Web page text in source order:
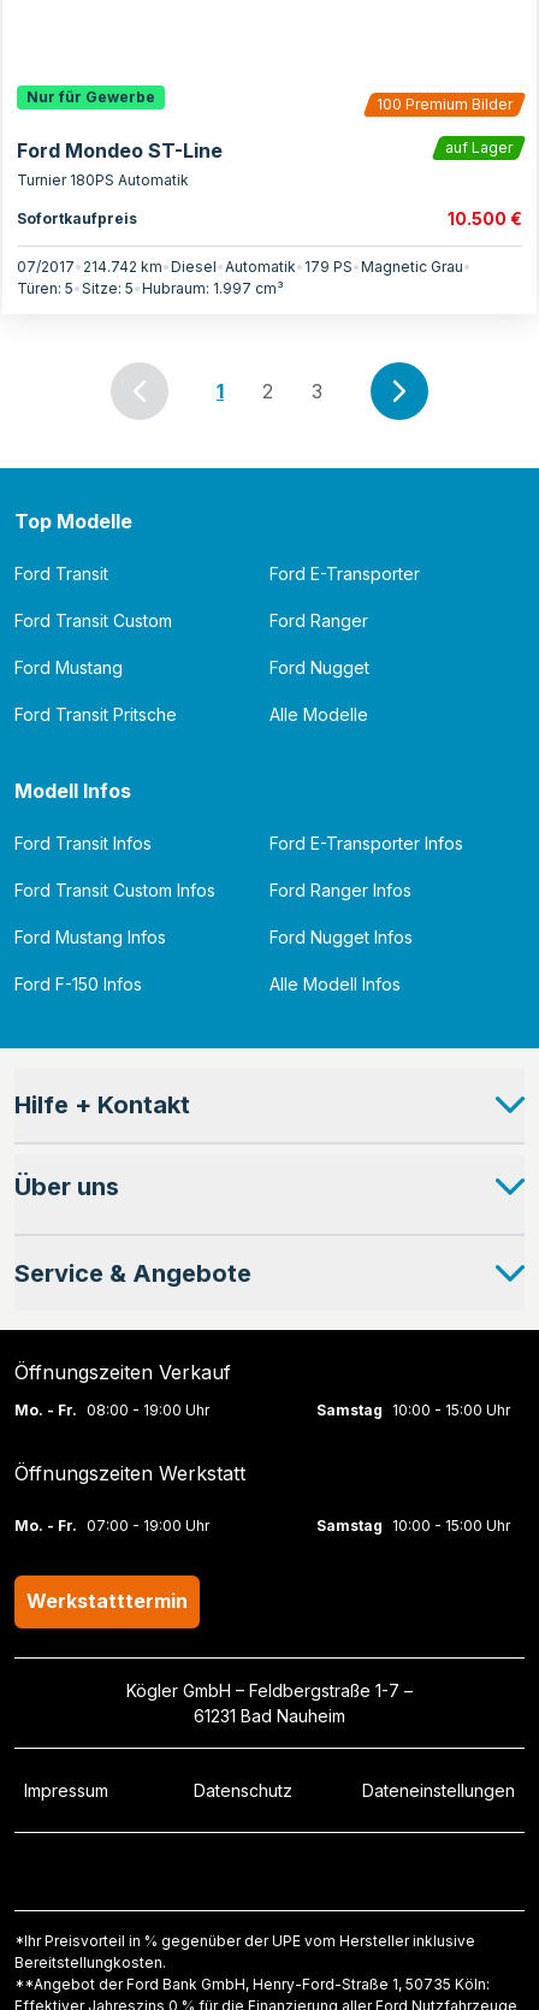
100 Premium Bilder
Nur für Gewerbe
Ford Mondeo ST-Line
auf Lager
Turnier 180PS Automatik
Sofortkaufpreis 10.500 €
07/2017• 214.742 km•Diesel•Automatik• 179 PS•Magnetic Grau•
Türen: 5•Sitze: 5•Hubraum: 1.997 cm³
1 2 3
Top Modelle
Ford Transit Ford E-Transporter
Ford Transit Custom Ford Ranger
Ford Mustang Ford Nugget
Ford Transit Pritsche Alle Modelle
Modell Infos
Ford Transit Infos Ford E-Transporter Infos
Ford Transit Custom Infos Ford Ranger Infos
Ford Mustang Infos Ford Nugget Infos
Ford F-150 Infos Alle Modell Infos
Hilfe + Kontakt
Über uns
Service & Angebote
Öffnungszeiten Verkauf
Mo. - Fr. 08:00 - 19:00 Uhr Samstag 10:00 - 15:00 Uhr
Öffnungszeiten Werkstatt
Werkstatttermin
Mo. - Fr. 07:00 - 19:00 Uhr Samstag 10:00 - 15:00 Uhr
Kögler GmbH – Feldbergstraße 1-7 –
61231 Bad Nauheim
Impressum Datenschutz Dateneinstellungen
*Ihr Preisvorteil in % gegenüber der UPE vom Hersteller inklusive
Bereitstellungkosten.
**Angebot der Ford Bank GmbH, Henry-Ford-Straße 1, 50735 Köln:
Effektiver Jahreszins 0 % für die Finanzierung aller Ford Nutzfahrzeuge